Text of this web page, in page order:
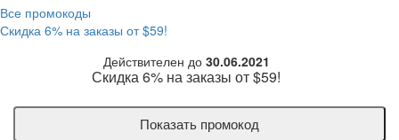
Все промокоды
Скидка 6% на заказы от $59!
Действителен до 30.06.2021
Скидка 6% на заказы от $59!
Показать промокод